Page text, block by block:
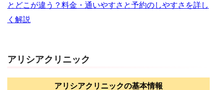
とどこが違う？料金・通いやすさと予約のしやすさを詳し
く解説
アリシアクリニック
アリシアクリニックの基本情報